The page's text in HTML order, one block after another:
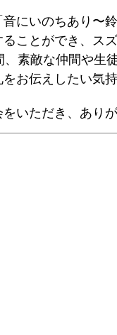
にいのちあり〜
ことができ、ス
、素敵な仲間や生
お伝えしたい気
いただき、あり